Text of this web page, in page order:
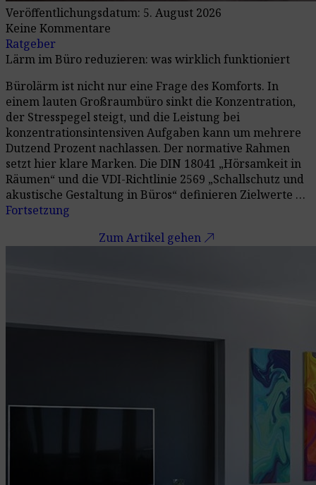
Veröffentlichungsdatum: 5. August 2026
Keine Kommentare
Ratgeber
Lärm im Büro reduzieren: was wirklich funktioniert
Bürolärm ist nicht nur eine Frage des Komforts. In
einem lauten Großraumbüro sinkt die Konzentration,
der Stresspegel steigt, und die Leistung bei
konzentrationsintensiven Aufgaben kann um mehrere
Dutzend Prozent nachlassen. Der normative Rahmen
setzt hier klare Marken. Die DIN 18041 „Hörsamkeit in
Räumen“ und die VDI-Richtlinie 2569 „Schallschutz und
akustische Gestaltung in Büros“ definieren Zielwerte …
Fortsetzung
Zum Artikel gehencall_made